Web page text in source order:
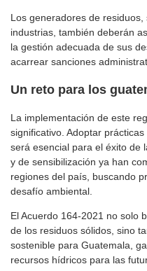
Los generadores de
industrias, también deberán
la gestión adecuada de sus
acarrear sanciones
Un reto para los
La implementación de este
significativo. Adoptar
será esencial para el éxito de
y de sensibilización ya han
regiones del país, buscando
desafío ambiental.
El Acuerdo 164-2021 no solo
de los residuos sólidos, sino
sostenible para Guatemala,
recursos hídricos para las